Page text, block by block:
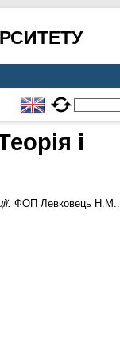
і
ФОП Левковець Н.М..